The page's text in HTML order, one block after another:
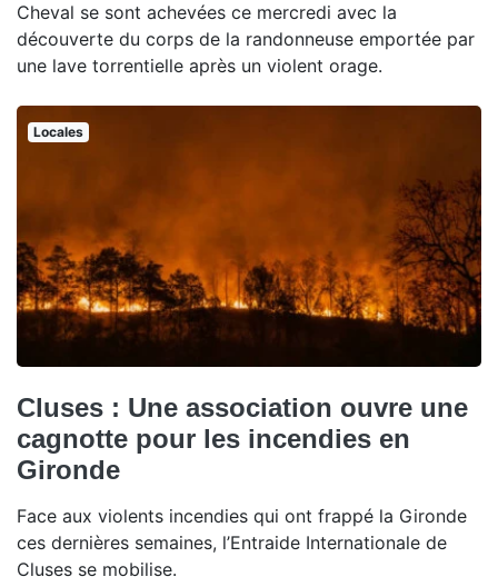
Cheval se sont achevées ce mercredi avec la
découverte du corps de la randonneuse emportée par
une lave torrentielle après un violent orage.
Locales
Cluses : Une association ouvre une
cagnotte pour les incendies en
Gironde
Face aux violents incendies qui ont frappé la Gironde
ces dernières semaines, l’Entraide Internationale de
Cluses se mobilise.